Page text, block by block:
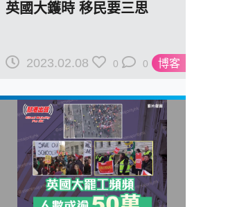
博客
英國大鑊時 移民要三思
2023.02.08 0 0